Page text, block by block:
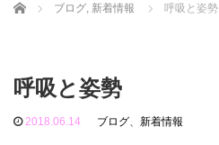
Home ブログ, 新着情報 呼吸と姿勢
呼吸と姿勢
2018.06.14 ブログ、 新着情報